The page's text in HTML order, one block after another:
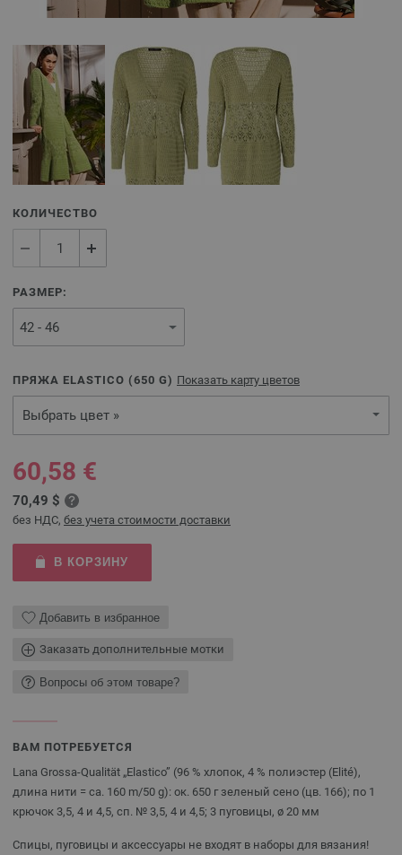
КОЛИЧЕСТВО
РАЗМЕР:
ПРЯЖА ELASTICO (650 G) Показать карту цветов
Выбрать цвет »
60,58 €
70,49 $
без НДС, без учета стоимости доставки
В КОРЗИНУ
Добавить в избранное
Заказать дополнительные мотки
Вопросы об этом товаре?
ВАМ ПОТРЕБУЕТСЯ
Lana Grossa-Qualität „Elastico” (96 % хлопок, 4 % полиэстер (Elité),
длина нити = ca. 160 m/50 g): ок. 650 г зеленый сено (цв. 166); по 1
крючок 3,5, 4 и 4,5, сп. № 3,5, 4 и 4,5; 3 пуговицы, ø 20 мм
Спицы, пуговицы и аксессуары не входят в наборы для вязания!